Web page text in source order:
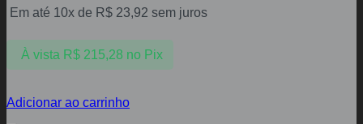
Em até 10x de R$ 23,92 sem juros
À vista R$215,28 no Pix
Adicionar ao carrinho